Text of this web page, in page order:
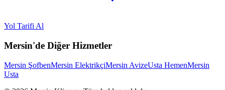
Yol Tarifi Al
Mersin'de Diğer Hizmetler
Mersin ŞofbenMersin ElektrikçiMersin AvizeUsta HemenMersin
Usta